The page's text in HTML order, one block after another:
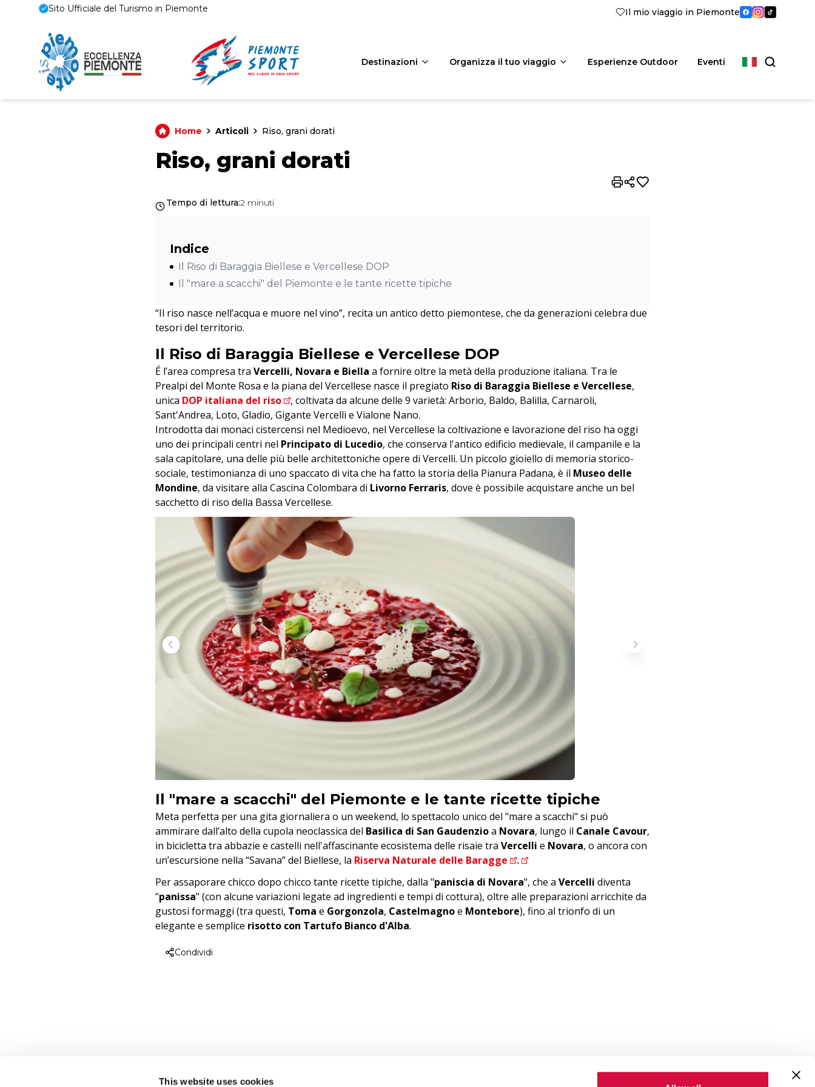
This website uses cookies
Sito Ufficiale del Turismo in Piemonte Il mio viaggio in Piemonte
Destinazioni Organizza il tuo viaggio Esperienze Outdoor Eventi
Home Articoli Riso, grani dorati
Riso, grani dorati
Tempo di lettura:2 minuti
Indice
Il Riso di Baraggia Biellese e Vercellese DOP
Il "mare a scacchi" del Piemonte e le tante ricette tipiche
“Il riso nasce nell’acqua e muore nel vino”, recita un antico detto piemontese, che da generazioni celebra due
tesori del territorio.
Il Riso di Baraggia Biellese e Vercellese DOP
É l’area compresa tra Vercelli, Novara e Biella a fornire oltre la metà della produzione italiana. Tra le
Prealpi del Monte Rosa e la piana del Vercellese nasce il pregiato Riso di Baraggia Biellese e Vercellese,
unica DOP italiana del riso
, coltivata da alcune delle 9 varietà: Arborio, Baldo, Balilla, Carnaroli,
Sant'Andrea, Loto, Gladio, Gigante Vercelli e Vialone Nano.
Introdotta dai monaci cistercensi nel Medioevo, nel Vercellese la coltivazione e lavorazione del riso ha oggi
uno dei principali centri nel Principato di Lucedio, che conserva l'antico edificio medievale, il campanile e la
sala capitolare, una delle più belle architettoniche opere di Vercelli. Un piccolo gioiello di memoria storico-
sociale, testimonianza di uno spaccato di vita che ha fatto la storia della Pianura Padana, è il Museo delle
Mondine, da visitare alla Cascina Colombara di Livorno Ferraris, dove è possibile acquistare anche un bel
sacchetto di riso della Bassa Vercellese.
Il "mare a scacchi" del Piemonte e le tante ricette tipiche
Meta perfetta per una gita giornaliera o un weekend, lo spettacolo unico del "mare a scacchi" si può
ammirare dall’alto della cupola neoclassica del Basilica di San Gaudenzioa Novara, lungo il Canale Cavour,
in bicicletta tra abbazie e castelli nell'affascinante ecosistema delle risaie tra Vercelli e Novara, o ancora con
un’escursione nella “Savana” del Biellese, la Riserva Naturale delle Baragge
.
Per assaporare chicco dopo chicco tante ricette tipiche, dalla "paniscia di Novara", che a Vercelli diventa
"panissa" (con alcune variazioni legate ad ingredienti e tempi di cottura), oltre alle preparazioni arricchite da
gustosi formaggi (tra questi, Toma e Gorgonzola, Castelmagnoe Montebore), fino al trionfo di un
elegante e semplice risotto con Tartufo Bianco d'Alba.
Condividi